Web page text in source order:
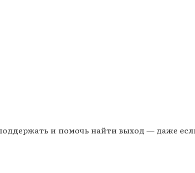
и помочь найти выход — даже